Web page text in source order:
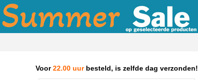
Voor22.00 uur besteld, is zelfde dag verzonden!